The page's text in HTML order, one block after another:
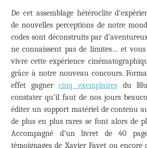
De cet assemblage hétéroclite
de nouvelles perceptions de notre
codes sont déconstruits par
ne connaissent pas de limites… et
vivre cette expérience
grâce à notre nouveau concours.
effet gagnercinq exemplairesdu
constater qu’il faut de nos jours
éditer un support matériel de contenu
de plus en plus rares se font alors de
Accompagné d’un livret de 40
témoignages de Xavier Fayet ou encore